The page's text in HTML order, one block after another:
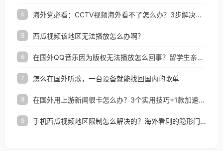
4 海外党必看：CCTV视频海外看不了怎么办？3步解决地区限制+追剧自由
5 西瓜视频该地区无法播放怎么办啊？
6 在国外QQ音乐因为版权无法播放怎么回事？留学生亲测有效的解决办法
7 怎么在国外听歌，一台设备就能找回国内的歌单
8 在国外用上游新闻很卡怎么办？3个实用技巧+1款加速器解决海外看国内内容难题
9 手机西瓜视频地区限制怎么解决的？海外看剧的隐形门与钥匙